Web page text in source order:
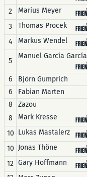
2
Marius Meyer
3
Thomas Procek
4
Markus Wendel
5
Manuel García García
6 Björn Gumprich
6
Fabian Marten
8
Zazou
8
Mark Kresse
10 Lukas Mastalerz
10 Jonas Thöne
12 Gary Hoffmann